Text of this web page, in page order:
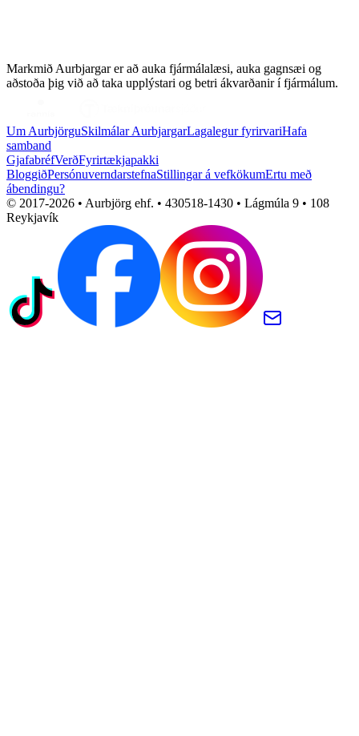
Markmið Aurbjargar er að auka fjármálalæsi, auka gagnsæi og
aðstoða þig við að taka upplýstari og betri ákvarðanir í fjármálum.
Um AurbjörguSkilmálar AurbjargarLagalegur fyrirvariHafa
samband
GjafabréfVerðFyrirtækjapakki
BloggiðPersónuverndarstefnaStillingar á vefkökumErtu með
ábendingu?
© 2017-2026 • Aurbjörg ehf. • 430518-1430 • Lágmúla 9 • 108
Reykjavík